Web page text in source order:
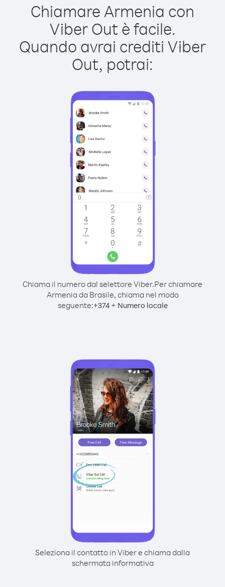
Chiamare Armenia con
Viber Out è facile.
Quando avrai crediti Viber
Out, potrai:
Chiama il numero dal selettore Viber.Per chiamare
Armenia da Brasile, chiama nel modo
seguente:+374+ Numero locale
Seleziona il contatto in Viber e chiama dalla
schermata informativa